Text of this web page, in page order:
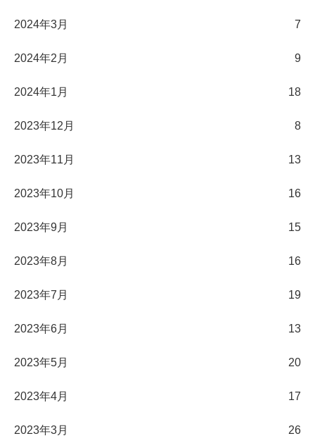
2024年3月 7
2024年2月 9
2024年1月 18
2023年12月 8
2023年11月 13
2023年10月 16
2023年9月 15
2023年8月 16
2023年7月 19
2023年6月 13
2023年5月 20
2023年4月 17
2023年3月 26